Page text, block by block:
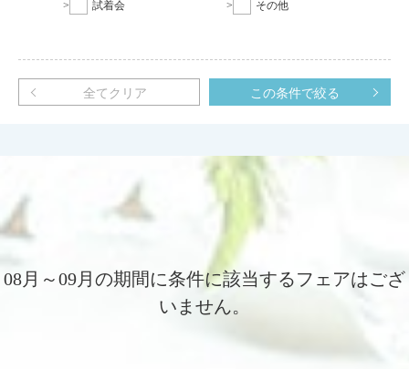
>
試着会
>
その他
全てクリア この条件で絞る
08月～09月の期間に条件に該当するフェアはござ
いません。